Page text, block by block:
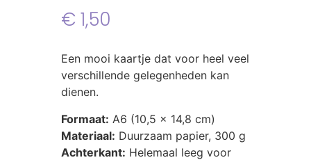
€ 1,50
Een mooi kaartje dat voor heel veel
verschillende gelegenheden kan
dienen.
Formaat: A6 (10,5 x 14,8 cm)
Materiaal: Duurzaam papier, 300 g
Achterkant: Helemaal leeg voor